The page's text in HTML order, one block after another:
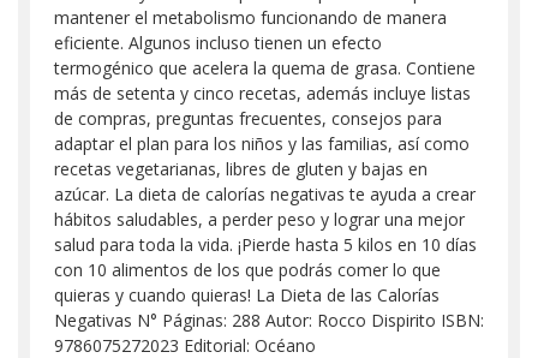
mantener el metabolismo funcionando de manera
eficiente. Algunos incluso tienen un efecto
termogénico que acelera la quema de grasa. Contiene
más de setenta y cinco recetas, además incluye listas
de compras, preguntas frecuentes, consejos para
adaptar el plan para los niños y las familias, así como
recetas vegetarianas, libres de gluten y bajas en
azúcar. La dieta de calorías negativas te ayuda a crear
hábitos saludables, a perder peso y lograr una mejor
salud para toda la vida. ¡Pierde hasta 5 kilos en 10 días
con 10 alimentos de los que podrás comer lo que
quieras y cuando quieras! La Dieta de las Calorías
Negativas N° Páginas: 288 Autor: Rocco Dispirito ISBN:
9786075272023 Editorial: Océano